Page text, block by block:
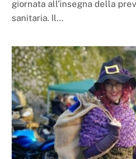
giornata all’insegna della
sanitaria. Il…